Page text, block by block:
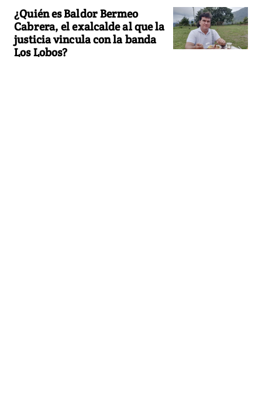
¿Quién es Baldor Bermeo
Cabrera, el exalcalde al que la
justicia vincula con la banda
Los Lobos?